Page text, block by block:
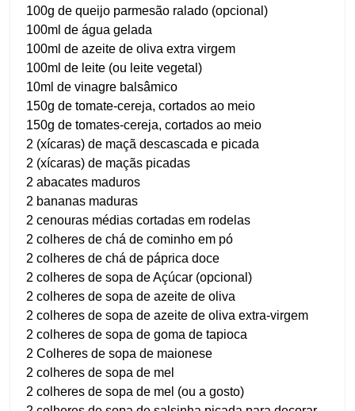
100g de queijo parmesão ralado (opcional)
100ml de água gelada
100ml de azeite de oliva extra virgem
100ml de leite (ou leite vegetal)
10ml de vinagre balsâmico
150g de tomate-cereja, cortados ao meio
150g de tomates-cereja, cortados ao meio
2 (xícaras) de maçã descascada e picada
2 (xícaras) de maçãs picadas
2 abacates maduros
2 bananas maduras
2 cenouras médias cortadas em rodelas
2 colheres de chá de cominho em pó
2 colheres de chá de páprica doce
2 colheres de sopa de Açúcar (opcional)
2 colheres de sopa de azeite de oliva
2 colheres de sopa de azeite de oliva extra-virgem
2 colheres de sopa de goma de tapioca
2 Colheres de sopa de maionese
2 colheres de sopa de mel
2 colheres de sopa de mel (ou a gosto)